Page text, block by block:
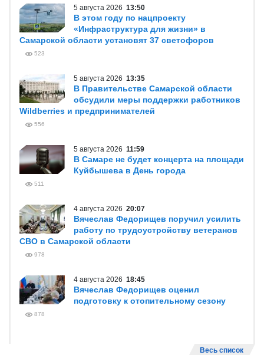
5 августа 2026 13:50
В этом году по нацпроекту
«Инфраструктура для жизни» в
Самарской области установят 37 светофоров
523
5 августа 2026 13:35
В Правительстве Самарской области
обсудили меры поддержки работников
Wildberries и предпринимателей
556
5 августа 2026 11:59
В Самаре не будет концерта на площади
Куйбышева в День города
511
4 августа 2026 20:07
Вячеслав Федорищев поручил усилить
работу по трудоустройству ветеранов
СВО в Самарской области
978
4 августа 2026 18:45
Вячеслав Федорищев оценил
подготовку к отопительному сезону
878
Весь список